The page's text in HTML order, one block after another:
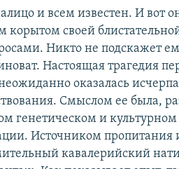
и всем известен. И вот
корытом своей
Никто не подскажет
Настоящая трагедия
оказалась
Смыслом ее была,
генетическом и
Источником пропитания
кавалерийский